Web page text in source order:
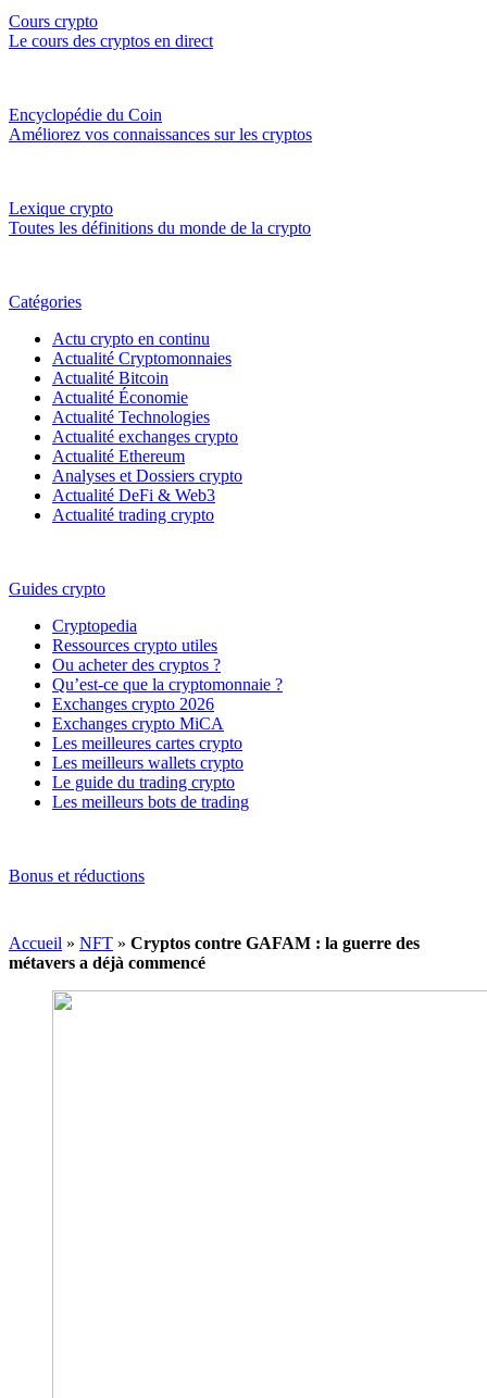
Cours crypto
Le cours des cryptos en direct
Encyclopédie du Coin
Améliorez vos connaissances sur les cryptos
Lexique crypto
Toutes les définitions du monde de la crypto
Catégories
Actu crypto en continu
Actualité Cryptomonnaies
Actualité Bitcoin
Actualité Économie
Actualité Technologies
Actualité exchanges crypto
Actualité Ethereum
Analyses et Dossiers crypto
Actualité DeFi & Web3
Actualité trading crypto
Guides crypto
Cryptopedia
Ressources crypto utiles
Ou acheter des cryptos ?
Qu’est-ce que la cryptomonnaie ?
Exchanges crypto 2026
Exchanges crypto MiCA
Les meilleures cartes crypto
Les meilleurs wallets crypto
Le guide du trading crypto
Les meilleurs bots de trading
Bonus et réductions
Accueil » NFT » Cryptos contre GAFAM : la guerre des
métavers a déjà commencé